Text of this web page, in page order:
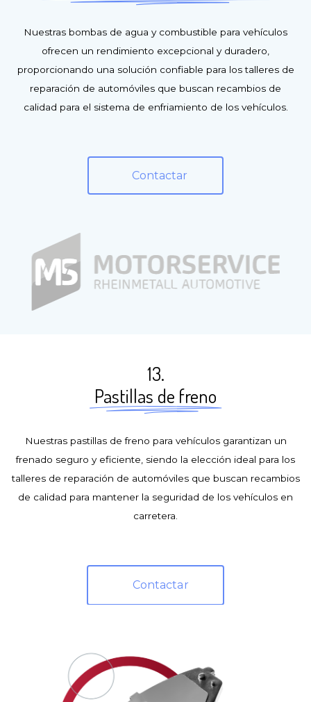
Nuestras bombas de agua y combustible para vehículos
ofrecen un rendimiento excepcional y duradero,
proporcionando una solución confiable para los talleres de
reparación de automóviles que buscan recambios de
calidad para el sistema de enfriamiento de los vehículos.
Contactar
13.
Pastillas de freno
Nuestras pastillas de freno para vehículos garantizan un
frenado seguro y eficiente, siendo la elección ideal para los
talleres de reparación de automóviles que buscan recambios
de calidad para mantener la seguridad de los vehículos en
carretera.
Contactar